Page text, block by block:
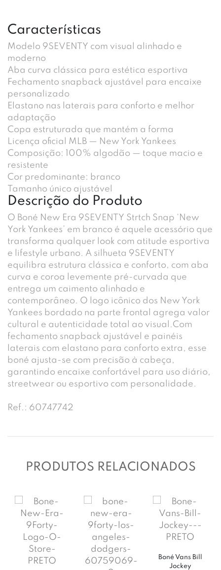
Características
Modelo 9SEVENTY com visual alinhado e
moderno
Aba curva clássica para estética esportiva
Fechamento snapback ajustável para encaixe
personalizado
Elastano nas laterais para conforto e melhor
adaptação
Copa estruturada que mantém a forma
Licença oficial MLB — New York Yankees
Composição: 100% algodão — toque macio e
resistente
Cor predominante: branco
Tamanho único ajustável
Descrição do Produto
O Boné New Era 9SEVENTY Strtch Snap ‘New
York Yankees’ em branco é aquele acessório que
transforma qualquer look com atitude esportiva
e lifestyle urbano. A silhueta 9SEVENTY
equilibra estrutura clássica e conforto, com aba
curva e coroa levemente pré-curvada que
entrega um caimento alinhado e
contemporâneo. O logo icônico dos New York
Yankees bordado na parte frontal agrega valor
cultural e autenticidade total ao visual.Com
fechamento snapback ajustável e painéis
laterais com elastano para conforto extra, esse
boné ajusta-se com precisão à cabeça,
garantindo encaixe confortável para uso diário,
streetwear ou esportivo com personalidade.
Ref.: 60747742
PRODUTOS RELACIONADOS
Boné Vans Bill
Jockey